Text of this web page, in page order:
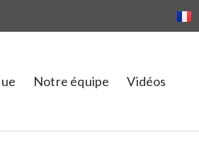
Notre équipe Vidéos